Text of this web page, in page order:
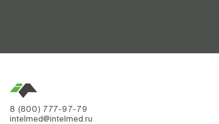
8 (800) 777-97-79
intelmed@intelmed.ru